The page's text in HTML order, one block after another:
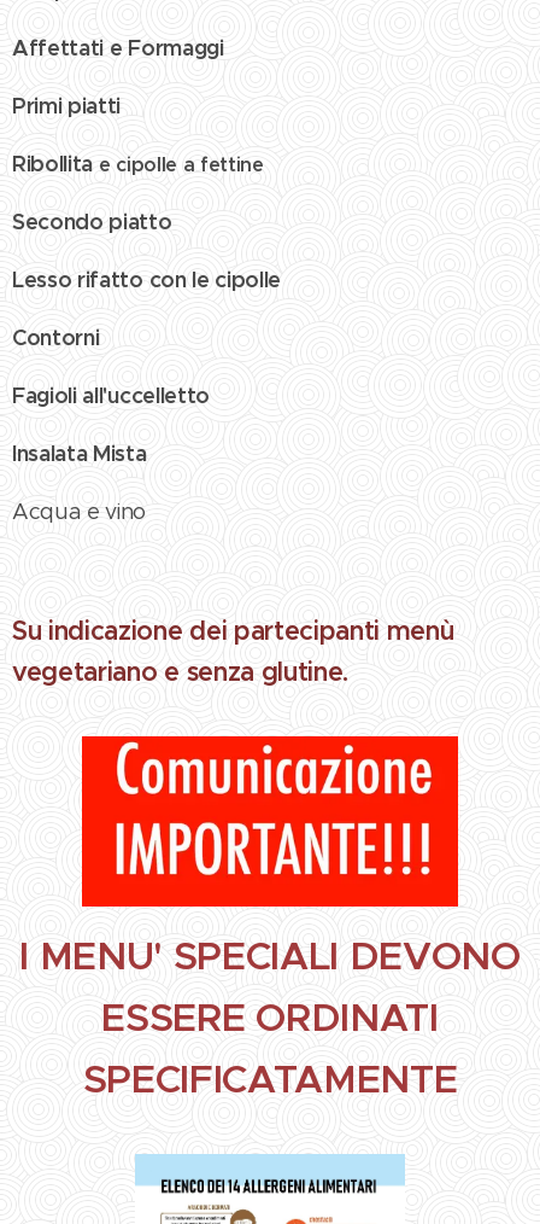
Affettati e Formaggi
Primi piatti
Ribollita e cipolle a fettine
Secondo piatto
Lesso rifatto con le cipolle
Contorni
Fagioli all'uccelletto
Insalata Mista
Acqua e vino
Su indicazione dei partecipanti menù
vegetariano e senza glutine.
I MENU' SPECIALI DEVONO
ESSERE ORDINATI
SPECIFICATAMENTE